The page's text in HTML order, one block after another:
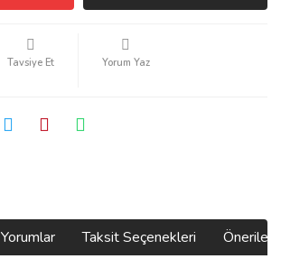
Tavsiye Et Yorum Yaz
Yorumlar Taksit Seçenekleri